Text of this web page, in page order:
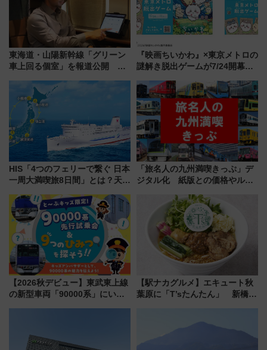
東海道・山陽新幹線「グリーン
車上回る個室」を報道公開 プ
『映画ちいかわ』×東京メトロの
謎解き脱出ゲームが7/24開幕！
遊び方を解説！（7/10発売開
始）
HIS「4つのフェリーで繋ぐ 日本
一周大満喫旅8日間」とは？天橋
の絶景＆限定グルメを網羅！煩
雑な手続きも不要でお手軽に楽
しめるプランが登場
「旅名人の九州満喫きっぷ」デ
ジタル化 紙版との価格やルー
【2026秋デビュー】東武東上線
の新型車両「90000系」にいち
【駅ナカグルメ】エキュート秋
葉原に「T’sたんたん」 新橋に
【2026年8月】